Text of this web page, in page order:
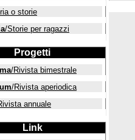
o storie
/Storie per ragazzi
Progetti
/Rivista bimestrale
/Rivista aperiodica
annuale
Link